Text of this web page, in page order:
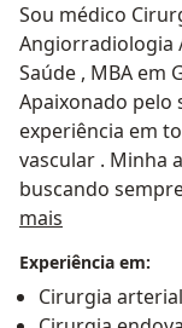
Sou médico
Angiorradiologia
Saúde , MBA em
Apaixonado pelo
experiência em
vascular . Minha
buscando
anos de
pacientes atendidos e cirurgias realizadas.
de todos os
arterial..
mais
Experiência em:
Cirurgia arterial